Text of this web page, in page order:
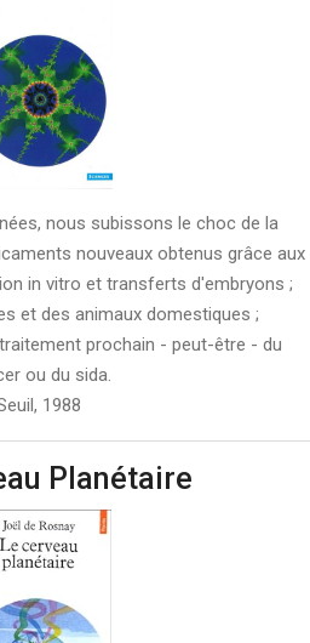
nous subissons le choc de la
nouveaux obtenus grâce aux
in vitro et transferts d'embryons ;
et des animaux domestiques ;
prochain - peut-être - du
ou du sida.
1988
Planétaire